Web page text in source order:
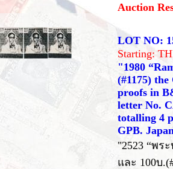
Auction
LOT NO:
Starting:
"1980
(#1175)
proofs in
letter No.
totalling 4
GPB.
"2523 “พร
และ 100บ